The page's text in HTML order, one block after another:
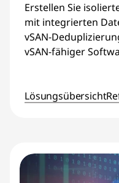
Erstellen Sie
mit integrierten
vSAN-
vSAN-fähiger
Lösungsübersicht